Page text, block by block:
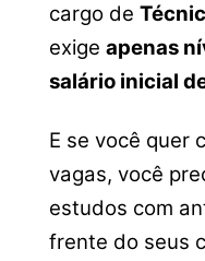
cargo de
exige apenas
salário inicial
E se você quer
vagas, você
estudos com
frente do seus